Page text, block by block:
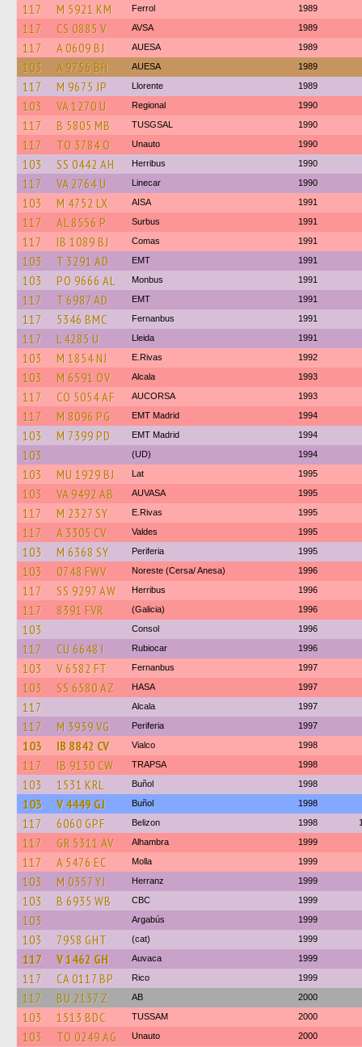
117 M 5921 KM Ferrol 1989
117 CS 0885 V AVSA 1989
117 A 0609 BJ AUESA 1989
103 A 9756 BH AUESA 1989
117 M 9675 JP Llorente 1989
103 VA 1270 U Regional 1990
117 B 5805 MB TUSGSAL 1990
117 TO 3784 O Unauto 1990
103 SS 0442 AH Herribus 1990
117 VA 2764 U Linecar 1990
103 M 4752 LX AISA 1991
117 AL 8556 P Surbus 1991
117 IB 1089 BJ Comas 1991
103 T 3291 AD EMT 1991
103 PO 9666 AL Monbus 1991
117 T 6987 AD EMT 1991
117 5346 BMC Fernanbus 1991
117 L 4285 U Lleida 1991
103 M 1854 NJ E.Rivas 1992
103 M 6591 OV Alcala 1993
117 CO 5054 AF AUCORSA 1993
117 M 8096 PG EMT Madrid 1994
103 M 7399 PD EMT Madrid 1994
103 (UD) 1994
103 MU 1929 BJ Lat 1995
103 VA 9492 AB AUVASA 1995
117 M 2327 SY E.Rivas 1995
117 A 3305 CV Valdes 1995
103 M 6368 SY Periferia 1995
103 0748 FWV Noreste (Cersa/ Anesa) 1996
117 SS 9297 AW Herribus 1996
117 8391 FVR (Galicia) 1996
103 Consol 1996
117 CU 6648 I Rubiocar 1996
103 V 6582 FT Fernanbus 1997
103 SS 6580 AZ HASA 1997
117 Alcala 1997
117 M 3939 VG Periferia 1997
103 IB 8842 CV Vialco 1998
117 IB 9130 CW TRAPSA 1998
103 1531 KRL Buñol 1998
103 V 4449 GJ Buñol 1998
117 6060 GPF Belizon 1998
117 GR 5311 AV Alhambra 1999
117 A 5476 EC Molla 1999
103 M 0357 YJ Herranz 1999
103 B 6935 WB CBC 1999
103 Argabús 1999
103 7958 GHT (cat) 1999
117 V 1462 GH Auvaca 1999
117 CA 0117 BP Rico 1999
117 BU 2137 Z AB 2000
103 1513 BDC TUSSAM 2000
103 TO 0249 AG Unauto 2000